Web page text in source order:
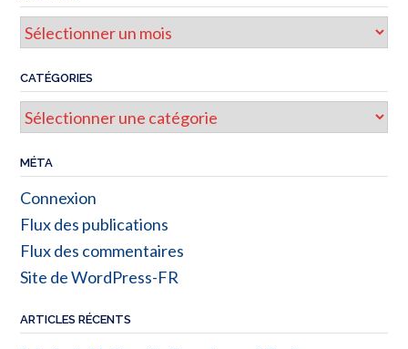
Archives
CATÉGORIES
Catégories
MÉTA
Connexion
Flux des publications
Flux des commentaires
Site de WordPress-FR
ARTICLES RÉCENTS